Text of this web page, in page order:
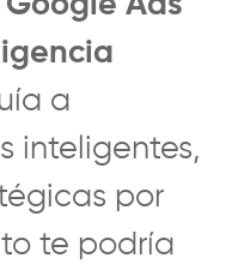
a
inteligentes,
por
te podría